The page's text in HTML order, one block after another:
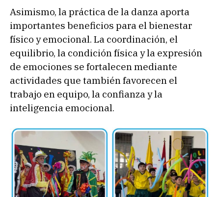
Asimismo, la práctica de la danza aporta
importantes beneficios para el bienestar
físico y emocional. La coordinación, el
equilibrio, la condición física y la expresión
de emociones se fortalecen mediante
actividades que también favorecen el
trabajo en equipo, la confianza y la
inteligencia emocional.